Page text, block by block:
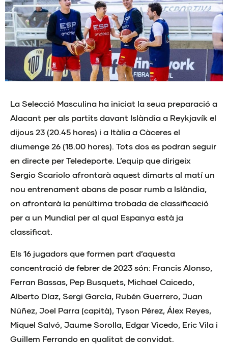
La Selecció Masculina ha iniciat la seua preparació a
Alacant per als partits davant Islàndia a Reykjavík el
dijous 23 (20.45 hores) i a Itàlia a Càceres el
diumenge 26 (18.00 hores). Tots dos es podran seguir
en directe per Teledeporte. L’equip que dirigeix
Sergio Scariolo afrontarà aquest dimarts al matí un
nou entrenament abans de posar rumb a Islàndia,
on afrontarà la penúltima trobada de classificació
per a un Mundial per al qual Espanya està ja
classificat.
Els 16 jugadors que formen part d’aquesta
concentració de febrer de 2023 són: Francis Alonso,
Ferran Bassas, Pep Busquets, Michael Caicedo,
Alberto Díaz, Sergi García, Rubén Guerrero, Juan
Núñez, Joel Parra (capità), Tyson Pérez, Álex Reyes,
Miquel Salvó, Jaume Sorolla, Edgar Vicedo, Eric Vila i
Guillem Ferrando en qualitat de convidat.